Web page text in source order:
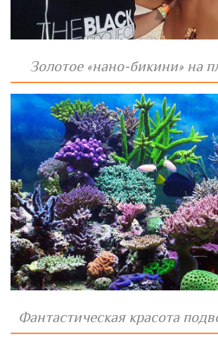
Золотое «нано-бикини» на
Фантастическая красота